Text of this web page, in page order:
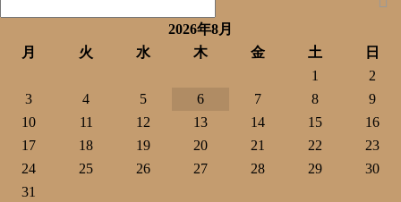
2026年8月
月
火 水 木 金 土
日
1
2
3
4 5 6 7 8
9
10
11 12 13 14 15
16
17
18 19 20 21 22
23
24
25 26 27 28 29
30
31